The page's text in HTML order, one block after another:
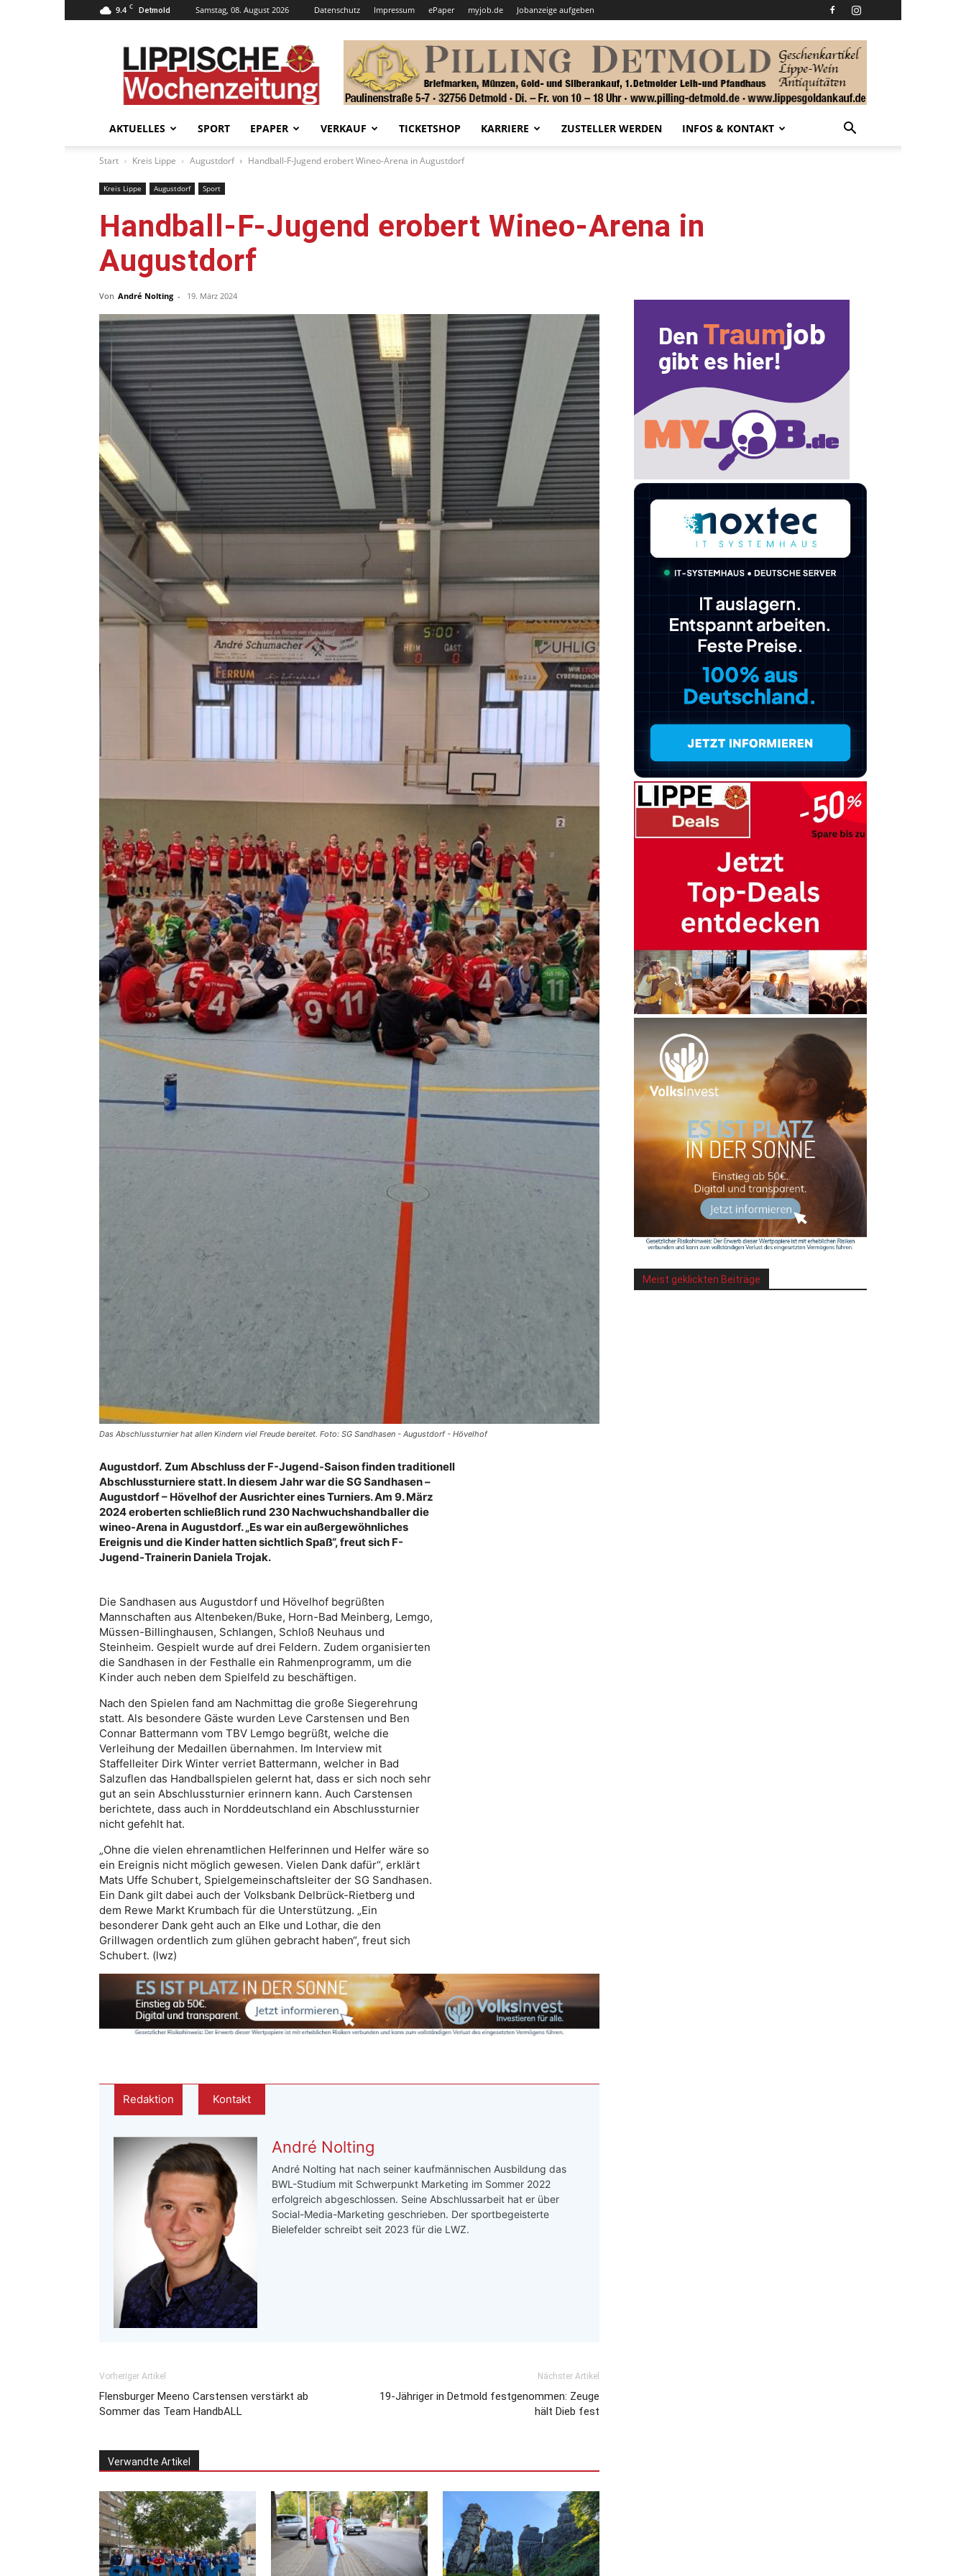
9.4 C Detmold Samstag, 08. August 2026 Datenschutz Impressum ePaper myjob.de Jobanzeige aufgeben
Lippische
Wochenzeitung
–
LWZ24.de
AKTUELLES SPORT EPAPER VERKAUF TICKETSHOP KARRIERE ZUSTELLER WERDEN INFOS & KONTAKT
Start Kreis Lippe Augustdorf Handball-F-Jugend erobert Wineo-Arena in Augustdorf
Kreis Lippe Augustdorf Sport
Handball-F-Jugend erobert Wineo-Arena in
Augustdorf
Von André Nolting - 19. März 2024
Das Abschlussturnier hat allen Kindern viel Freude bereitet. Foto: SG Sandhasen - Augustdorf - Hövelhof
Augustdorf. Zum Abschluss der F-Jugend-Saison finden traditionell
Abschlussturniere statt. In diesem Jahr war die SG Sandhasen –
Augustdorf – Hövelhof der Ausrichter eines Turniers. Am 9. März
2024 eroberten schließlich rund 230 Nachwuchshandballer die
wineo-Arena in Augustdorf. „Es war ein außergewöhnliches
Ereignis und die Kinder hatten sichtlich Spaß“, freut sich F-
Jugend-Trainerin Daniela Trojak.
Die Sandhasen aus Augustdorf und Hövelhof begrüßten
Mannschaften aus Altenbeken/Buke, Horn-Bad Meinberg, Lemgo,
Müssen-Billinghausen, Schlangen, Schloß Neuhaus und
Steinheim. Gespielt wurde auf drei Feldern. Zudem organisierten
die Sandhasen in der Festhalle ein Rahmenprogramm, um die
Kinder auch neben dem Spielfeld zu beschäftigen.
Nach den Spielen fand am Nachmittag die große Siegerehrung
statt. Als besondere Gäste wurden Leve Carstensen und Ben
Connar Battermann vom TBV Lemgo begrüßt, welche die
Verleihung der Medaillen übernahmen. Im Interview mit
Staffelleiter Dirk Winter verriet Battermann, welcher in Bad
Salzuflen das Handballspielen gelernt hat, dass er sich noch sehr
gut an sein Abschlussturnier erinnern kann. Auch Carstensen
berichtete, dass auch in Norddeutschland ein Abschlussturnier
nicht gefehlt hat.
„Ohne die vielen ehrenamtlichen Helferinnen und Helfer wäre so
ein Ereignis nicht möglich gewesen. Vielen Dank dafür“, erklärt
Mats Uffe Schubert, Spielgemeinschaftsleiter der SG Sandhasen.
Ein Dank gilt dabei auch der Volksbank Delbrück-Rietberg und
dem Rewe Markt Krumbach für die Unterstützung. „Ein
besonderer Dank geht auch an Elke und Lothar, die den
Grillwagen ordentlich zum glühen gebracht haben“, freut sich
Schubert. (lwz)
Redaktion Kontakt
André Nolting
André Nolting hat nach seiner kaufmännischen Ausbildung das
BWL-Studium mit Schwerpunkt Marketing im Sommer 2022
erfolgreich abgeschlossen. Seine Abschlussarbeit hat er über
Social-Media-Marketing geschrieben. Der sportbegeisterte
Bielefelder schreibt seit 2023 für die LWZ.
Vorheriger Artikel
Flensburger Meeno Carstensen verstärkt ab
Sommer das Team HandbALL
Nächster Artikel
19-Jähriger in Detmold festgenommen: Zeuge
hält Dieb fest
Verwandte Artikel
Meist geklickten Beiträge